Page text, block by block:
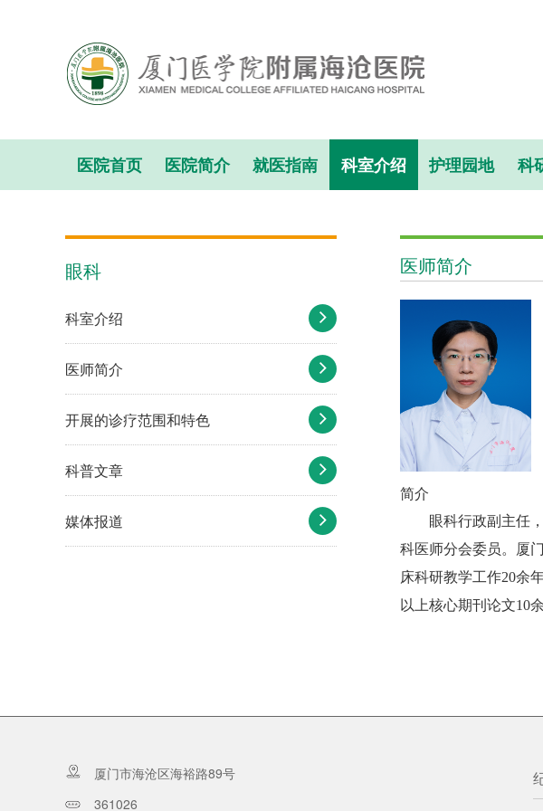
医院首页 医院简介 就医指南 科室介绍 护理园地 科
医师简介
简介
眼科行政副主任
科医师分会委员。厦
床科研教学工作20余
以上核心期刊论文10
眼科
科室介绍
医师简介
开展的诊疗范围和特色
科普文章
媒体报道
厦门市海沧区海裕路89号
361026